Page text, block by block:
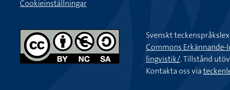
Cookieinställningar
Svenskt
Commons Erkännande-
lingvistik/. Tillstånd
Kontakta oss via